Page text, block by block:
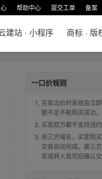
帮助中心 提交工单 备案
建站 · 小程序 商标 · 版
一口价规则
买家出价时系统会立
额不足不能购买成功。
买卖双方都不支持违
非三方域名，买家购
交易自动完成。第三
库或转入我司后确认